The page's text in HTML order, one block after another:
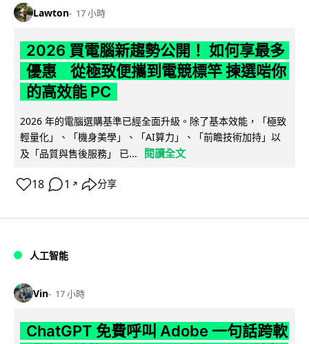
Lawton 17 小時
2026 買電腦新趨勢公開！ 如何享最多
優惠 從極致便攜到電競標竿 揀選啱你
的高效能 PC
2026 年的電腦選購基準已經全面升級。除了基本效能，「極致
輕量化」、「機身美學」、「AI算力」、「前瞻技術加持」以
及「品質與售後服務」 已...
閱讀全文
18 1 ↗ 分享
人工智能
Vin 17 小時
ChatGPT 免費呼叫 Adobe 一句話跨軟